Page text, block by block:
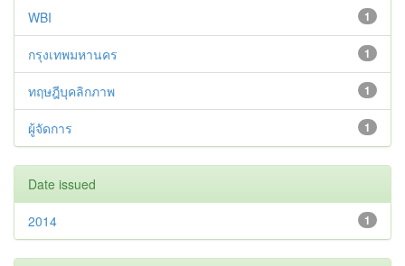
1
WBI
1
กรุงเทพมหานคร
1
ทฤษฎีบุคลิกภาพ
1
ผู้จัดการ
Date issued
1
2014